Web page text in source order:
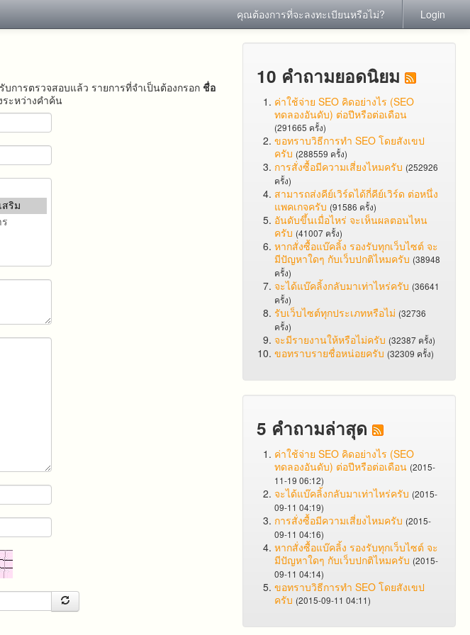
คุณต้องการที่จะลงทะเบียนหรือไม่? Login
การตรวจสอบแล้ว รายการที่จำเป็นต้องกรอก ชื่อ
ะหว่างคำค้น
10 คำถามยอดนิยม
ค่าใช้จ่าย SEO คิดอย่างไร (SEO
ทดลองอันดับ) ต่อปีหรือต่อเดือน
(291665 ครั้ง)
ขอทราบวิธีการทำ SEO โดยสังเขป
ครับ (288559 ครั้ง)
การสั่งซื้อมีความเสี่ยงไหมครับ (252926
ครั้ง)
สามารถส่งคีย์เวิร์ดได้กี่คีย์เวิร์ด ต่อหนึ่ง
แพคเกจครับ (91586 ครั้ง)
อันดับขึ้นเมื่อไหร่ จะเห็นผลตอนไหน
ครับ (41007 ครั้ง)
หากสั่งซื้อแบ๊คลิ้ง รองรับทุกเว็บไซต์ จะ
มีปัญหาใดๆ กับเว็บปกติไหมครับ (38948
ครั้ง)
จะได้แบ๊คลิ้งกลับมาเท่าไหร่ครับ (36641
ครั้ง)
รับเว็บไซต์ทุกประเภทหรือไม่ (32736
ครั้ง)
จะมีรายงานให้หรือไม่ครับ (32387 ครั้ง)
ขอทราบรายชื่อหน่อยครับ (32309 ครั้ง)
5 คำถามล่าสุด
ค่าใช้จ่าย SEO คิดอย่างไร (SEO
ทดลองอันดับ) ต่อปีหรือต่อเดือน (2015-
11-19 06:12)
จะได้แบ๊คลิ้งกลับมาเท่าไหร่ครับ (2015-
09-11 04:19)
การสั่งซื้อมีความเสี่ยงไหมครับ (2015-
09-11 04:16)
หากสั่งซื้อแบ๊คลิ้ง รองรับทุกเว็บไซต์ จะ
มีปัญหาใดๆ กับเว็บปกติไหมครับ (2015-
09-11 04:14)
ขอทราบวิธีการทำ SEO โดยสังเขป
ครับ (2015-09-11 04:11)